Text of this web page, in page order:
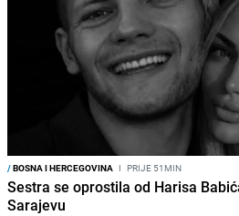
/BOSNA I HERCEGOVINA I PRIJE 51MIN
Sestra se oprostila od Harisa
Sarajevu